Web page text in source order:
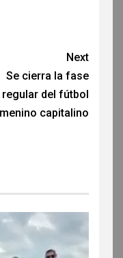
Next
Se cierra la fase
regular del fútbol
capitalino